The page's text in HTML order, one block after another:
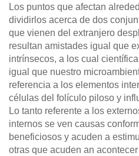
Los puntos que afectan
dividirlos acerca de dos
que vienen del extranjero
resultan amistades igual que
intrínsecos, a los cual
igual que nuestro
referencia a los elementos
células del folículo piloso y
Lo tanto referente a los
internos se ven causas
beneficiosos y acuden a
otras que acuden an